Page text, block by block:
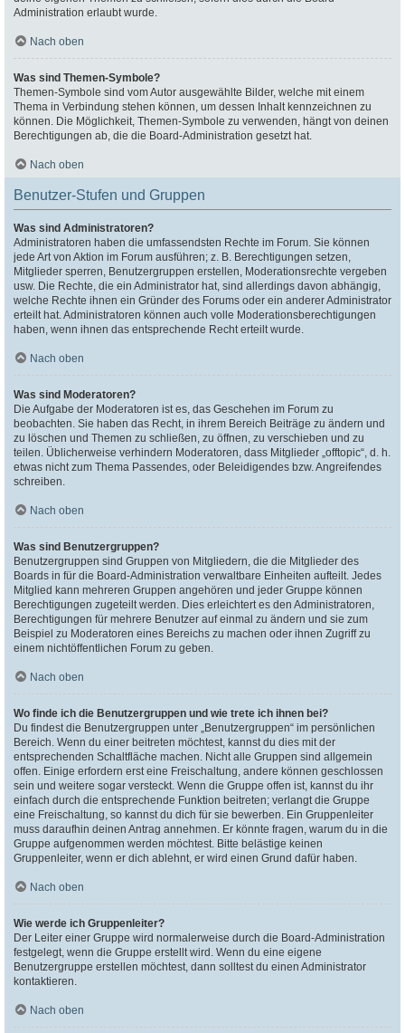
Administration erlaubt wurde.
Nach oben
Was sind Themen-Symbole?
Themen-Symbole sind vom Autor ausgewählte Bilder, welche mit einem
Thema in Verbindung stehen können, um dessen Inhalt kennzeichnen zu
können. Die Möglichkeit, Themen-Symbole zu verwenden, hängt von deinen
Berechtigungen ab, die die Board-Administration gesetzt hat.
Nach oben
Benutzer-Stufen und Gruppen
Was sind Administratoren?
Administratoren haben die umfassendsten Rechte im Forum. Sie können
jede Art von Aktion im Forum ausführen; z. B. Berechtigungen setzen,
Mitglieder sperren, Benutzergruppen erstellen, Moderationsrechte vergeben
usw. Die Rechte, die ein Administrator hat, sind allerdings davon abhängig,
welche Rechte ihnen ein Gründer des Forums oder ein anderer Administrator
erteilt hat. Administratoren können auch volle Moderationsberechtigungen
haben, wenn ihnen das entsprechende Recht erteilt wurde.
Nach oben
Was sind Moderatoren?
Die Aufgabe der Moderatoren ist es, das Geschehen im Forum zu
beobachten. Sie haben das Recht, in ihrem Bereich Beiträge zu ändern und
zu löschen und Themen zu schließen, zu öffnen, zu verschieben und zu
teilen. Üblicherweise verhindern Moderatoren, dass Mitglieder „offtopic“, d. h.
etwas nicht zum Thema Passendes, oder Beleidigendes bzw. Angreifendes
schreiben.
Nach oben
Was sind Benutzergruppen?
Benutzergruppen sind Gruppen von Mitgliedern, die die Mitglieder des
Boards in für die Board-Administration verwaltbare Einheiten aufteilt. Jedes
Mitglied kann mehreren Gruppen angehören und jeder Gruppe können
Berechtigungen zugeteilt werden. Dies erleichtert es den Administratoren,
Berechtigungen für mehrere Benutzer auf einmal zu ändern und sie zum
Beispiel zu Moderatoren eines Bereichs zu machen oder ihnen Zugriff zu
einem nichtöffentlichen Forum zu geben.
Nach oben
Wo finde ich die Benutzergruppen und wie trete ich ihnen bei?
Du findest die Benutzergruppen unter „Benutzergruppen“ im persönlichen
Bereich. Wenn du einer beitreten möchtest, kannst du dies mit der
entsprechenden Schaltfläche machen. Nicht alle Gruppen sind allgemein
offen. Einige erfordern erst eine Freischaltung, andere können geschlossen
sein und weitere sogar versteckt. Wenn die Gruppe offen ist, kannst du ihr
einfach durch die entsprechende Funktion beitreten; verlangt die Gruppe
eine Freischaltung, so kannst du dich für sie bewerben. Ein Gruppenleiter
muss daraufhin deinen Antrag annehmen. Er könnte fragen, warum du in die
Gruppe aufgenommen werden möchtest. Bitte belästige keinen
Gruppenleiter, wenn er dich ablehnt, er wird einen Grund dafür haben.
Nach oben
Wie werde ich Gruppenleiter?
Der Leiter einer Gruppe wird normalerweise durch die Board-Administration
festgelegt, wenn die Gruppe erstellt wird. Wenn du eine eigene
Benutzergruppe erstellen möchtest, dann solltest du einen Administrator
kontaktieren.
Nach oben